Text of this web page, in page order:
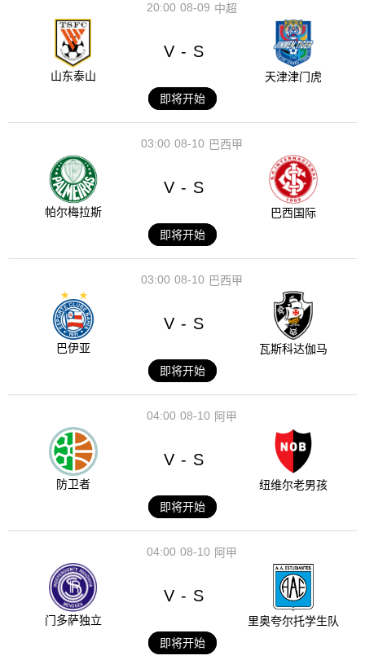
08-09
20:00 中超
山东泰山
V - S
天津津门虎
即将开始
08-10
03:00 巴西甲
帕尔梅拉斯
V - S
巴西国际
即将开始
08-10
03:00 巴西甲
巴伊亚
V - S
瓦斯科达伽马
即将开始
08-10
04:00 阿甲
防卫者
V - S
纽维尔老男孩
即将开始
08-10
04:00 阿甲
门多萨独立
V - S
里奥夸尔托学生队
即将开始